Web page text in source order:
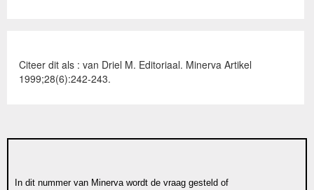
Citeer dit als : van Driel M. Editoriaal. Minerva Artikel
1999;28(6):242-243.
In dit nummer van Minerva wordt de vraag gesteld of